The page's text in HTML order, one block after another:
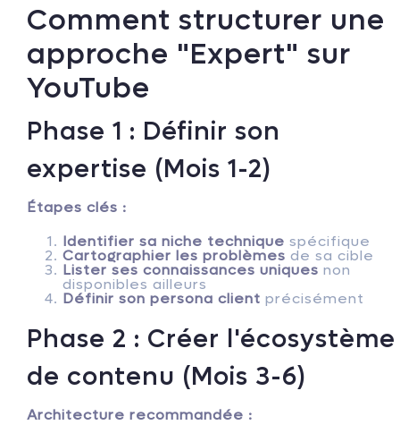
Comment structurer une
approche "Expert" sur
YouTube
Phase 1 : Définir son
expertise (Mois 1-2)
Étapes clés :
Identifier sa niche technique spécifique
Cartographier les problèmes de sa cible
Lister ses connaissances uniques non
disponibles ailleurs
Définir son persona client précisément
Phase 2 : Créer l'écosystème
de contenu (Mois 3-6)
Architecture recommandée :